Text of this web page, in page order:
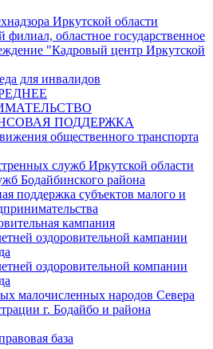
Иркутской области
филиал, областное государственное
"Кадровый центр Иркутской
для инвалидов
ПОДДЕРЖКА
общественного транспорта
служб Иркутской области
Бодайбинского района
поддержка субъектов малого и
кампания
оздоровительной кампании
оздоровительной компании
малочисленных народов Севера
г. Бодайбо и района
база